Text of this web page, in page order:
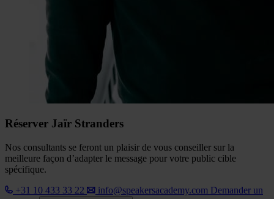
Réserver Jaïr Stranders
Nos consultants se feront un plaisir de vous conseiller sur la
meilleure façon d’adapter le message pour votre public cible
spécifique.
+31 10 433 33 22
info@speakersacademy.com Demander un